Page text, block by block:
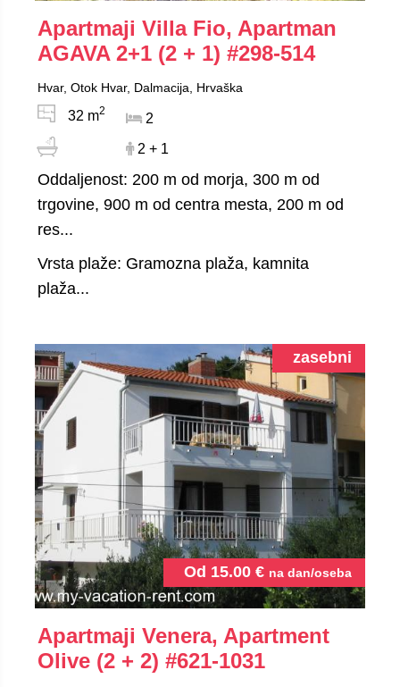
Apartmaji Villa Fio, Apartman
AGAVA 2+1 (2 + 1) #298-514
Hvar, Otok Hvar, Dalmacija, Hrvaška
32 m2
2
2 + 1
Oddaljenost: 200 m od morja, 300 m od
trgovine, 900 m od centra mesta, 200 m od
res...
Vrsta plaže: Gramozna plaža, kamnita
plaža...
Od 15.00 € na dan/oseba
zasebni
Apartmaji Venera, Apartment
Olive (2 + 2) #621-1031